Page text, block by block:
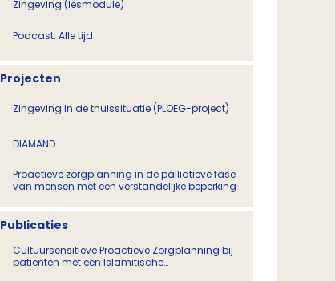
Zingeving (lesmodule)
Podcast: Alle tijd
Projecten
Zingeving in de thuissituatie (PLOEG-project)
DIAMAND
Proactieve zorgplanning in de palliatieve fase
van mensen met een verstandelijke beperking
Publicaties
Cultuursensitieve Proactieve Zorgplanning bij
patiënten met een Islamitische